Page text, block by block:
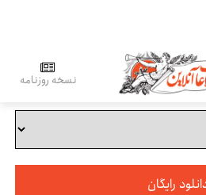
نسخه روزنامه
رایگان